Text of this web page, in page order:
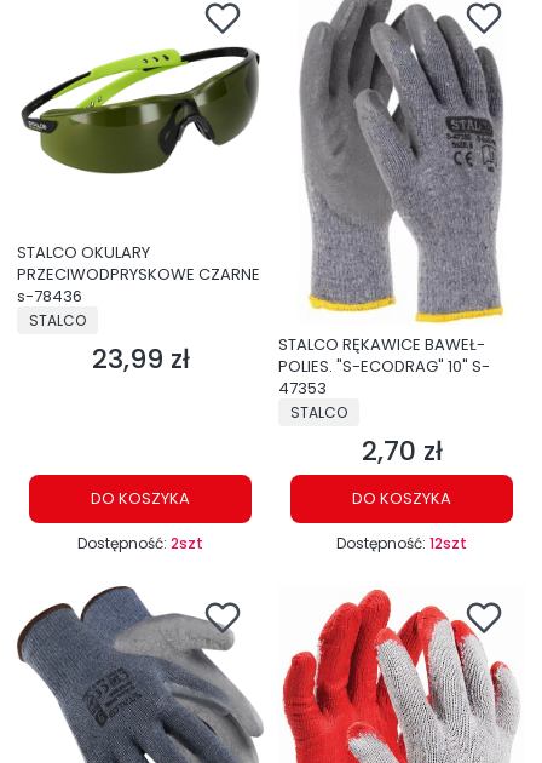
STALCO OKULARY
PRZECIWODPRYSKOWE CZARNE
s-78436
PRODUCENT
STALCO
Cena
23,99 zł
DO KOSZYKA
Dostępność: 2szt
STALCO RĘKAWICE BAWEŁ-
POLIES. "S-ECODRAG" 10" S-
47353
PRODUCENT
STALCO
Cena
2,70 zł
DO KOSZYKA
Dostępność: 12szt